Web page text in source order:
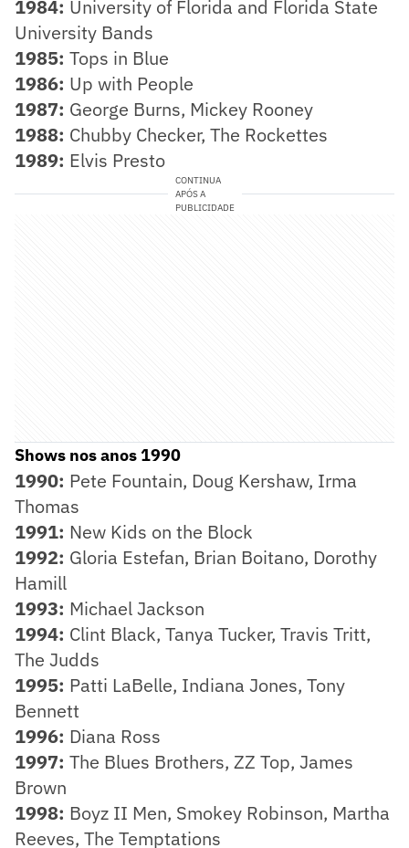
1984: University of Florida and Florida State
University Bands
1985: Tops in Blue
1986: Up with People
1987: George Burns, Mickey Rooney
1988: Chubby Checker, The Rockettes
1989: Elvis Presto
CONTINUA
APÓS A
PUBLICIDADE
Shows nos anos 1990
1990: Pete Fountain, Doug Kershaw, Irma
Thomas
1991: New Kids on the Block
1992: Gloria Estefan, Brian Boitano, Dorothy
Hamill
1993: Michael Jackson
1994: Clint Black, Tanya Tucker, Travis Tritt,
The Judds
1995: Patti LaBelle, Indiana Jones, Tony
Bennett
1996: Diana Ross
1997: The Blues Brothers, ZZ Top, James
Brown
1998: Boyz II Men, Smokey Robinson, Martha
Reeves, The Temptations